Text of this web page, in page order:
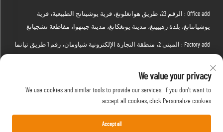
Office add : الرقم 23، طريق هوانغلونغ، قرية يوشيتانج الطبيعية، قرية
يوشيانتانغ، بلدة زهييينغ، مدينة يونغكانغ، مدينة جينهوا، مقاطعة تشجيانغ
Factory add : المبنى 2، منطقة التجارة الإلكترونية شياومان، رقم 1 طريق تيانما
البريد الإلكتروني:[email protected]
اتصل بي+86-15088234353
We value your privacy
We use cookies and similar tools to provide our services. If you don't want to
accept all cookies, click Personalize cookies.
Accept all